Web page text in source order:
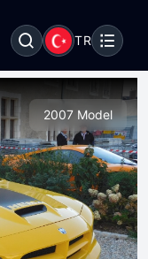
TR
2007 Model